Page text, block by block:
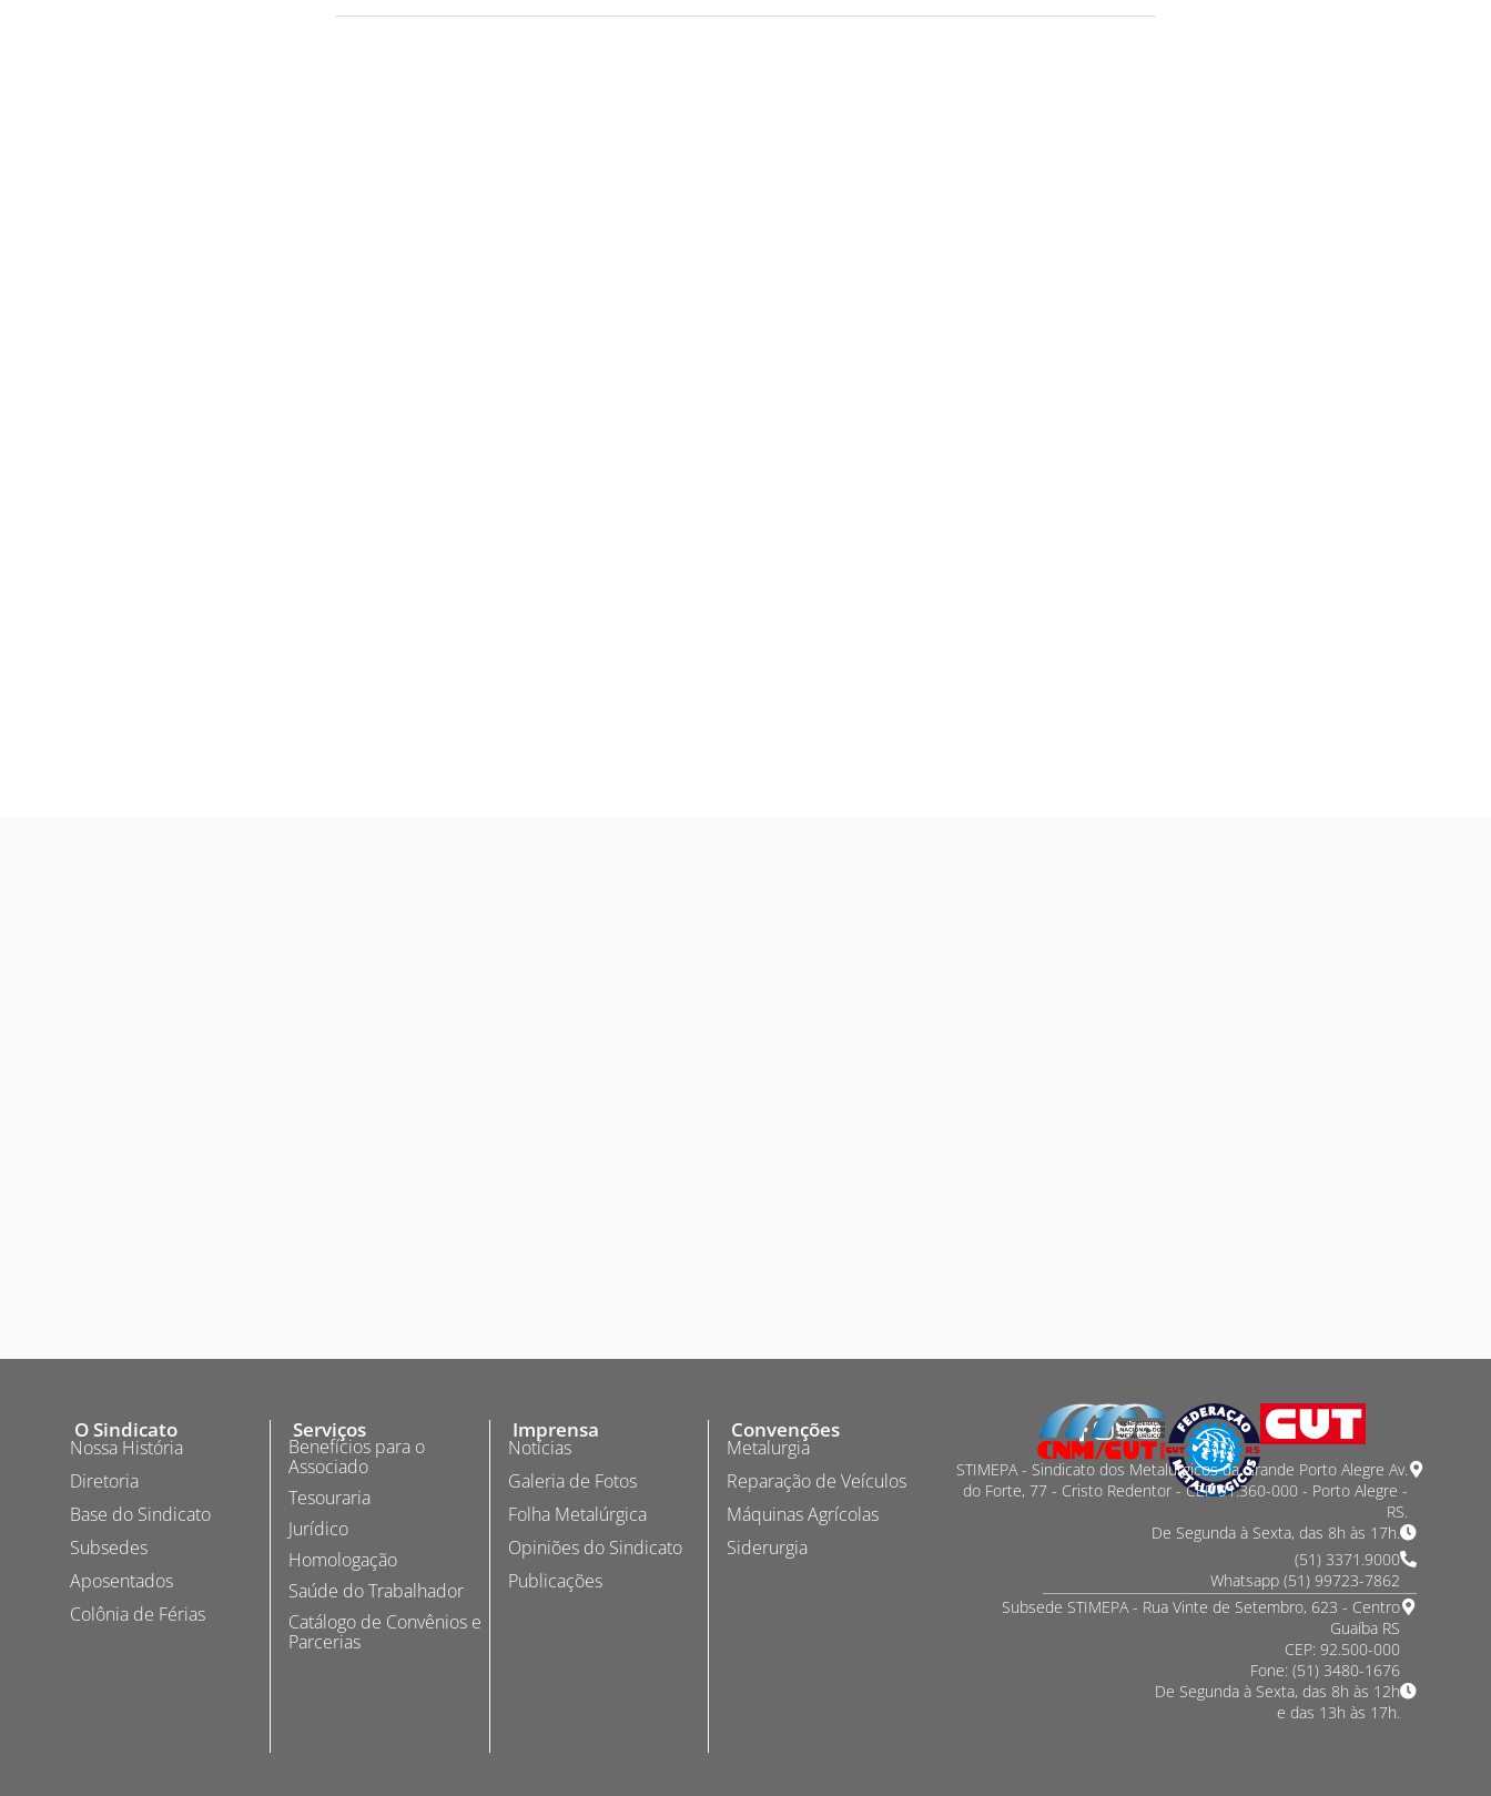
O Sindicato
Nossa História
Diretoria
Base do Sindicato
Subsedes
Aposentados
Colônia de Férias
Serviços
Benefícios para o
Associado
Tesouraria
Jurídico
Homologação
Saúde do Trabalhador
Catálogo de Convênios e
Parcerias
Imprensa
Notícias
Galeria de Fotos
Folha Metalúrgica
Opiniões do Sindicato
Publicações
Convenções
Metalurgia
Reparação de Veículos
Máquinas Agrícolas
Siderurgia
STIMEPA - Sindicato dos Metalurgicos da Grande Porto Alegre Av.
do Forte, 77 - Cristo Redentor - CEP 91.360-000 - Porto Alegre -
RS.
De Segunda à Sexta, das 8h às 17h.
(51) 3371.9000
Whatsapp (51) 99723-7862
Subsede STIMEPA - Rua Vinte de Setembro, 623 - Centro
Guaíba RS
CEP: 92.500-000
Fone: (51) 3480-1676
De Segunda à Sexta, das 8h às 12h
e das 13h às 17h.